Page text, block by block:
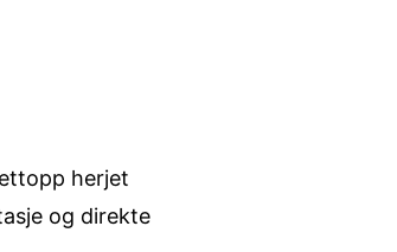
herjet
og direkte